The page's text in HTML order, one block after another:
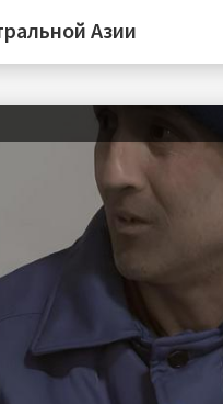
Азии